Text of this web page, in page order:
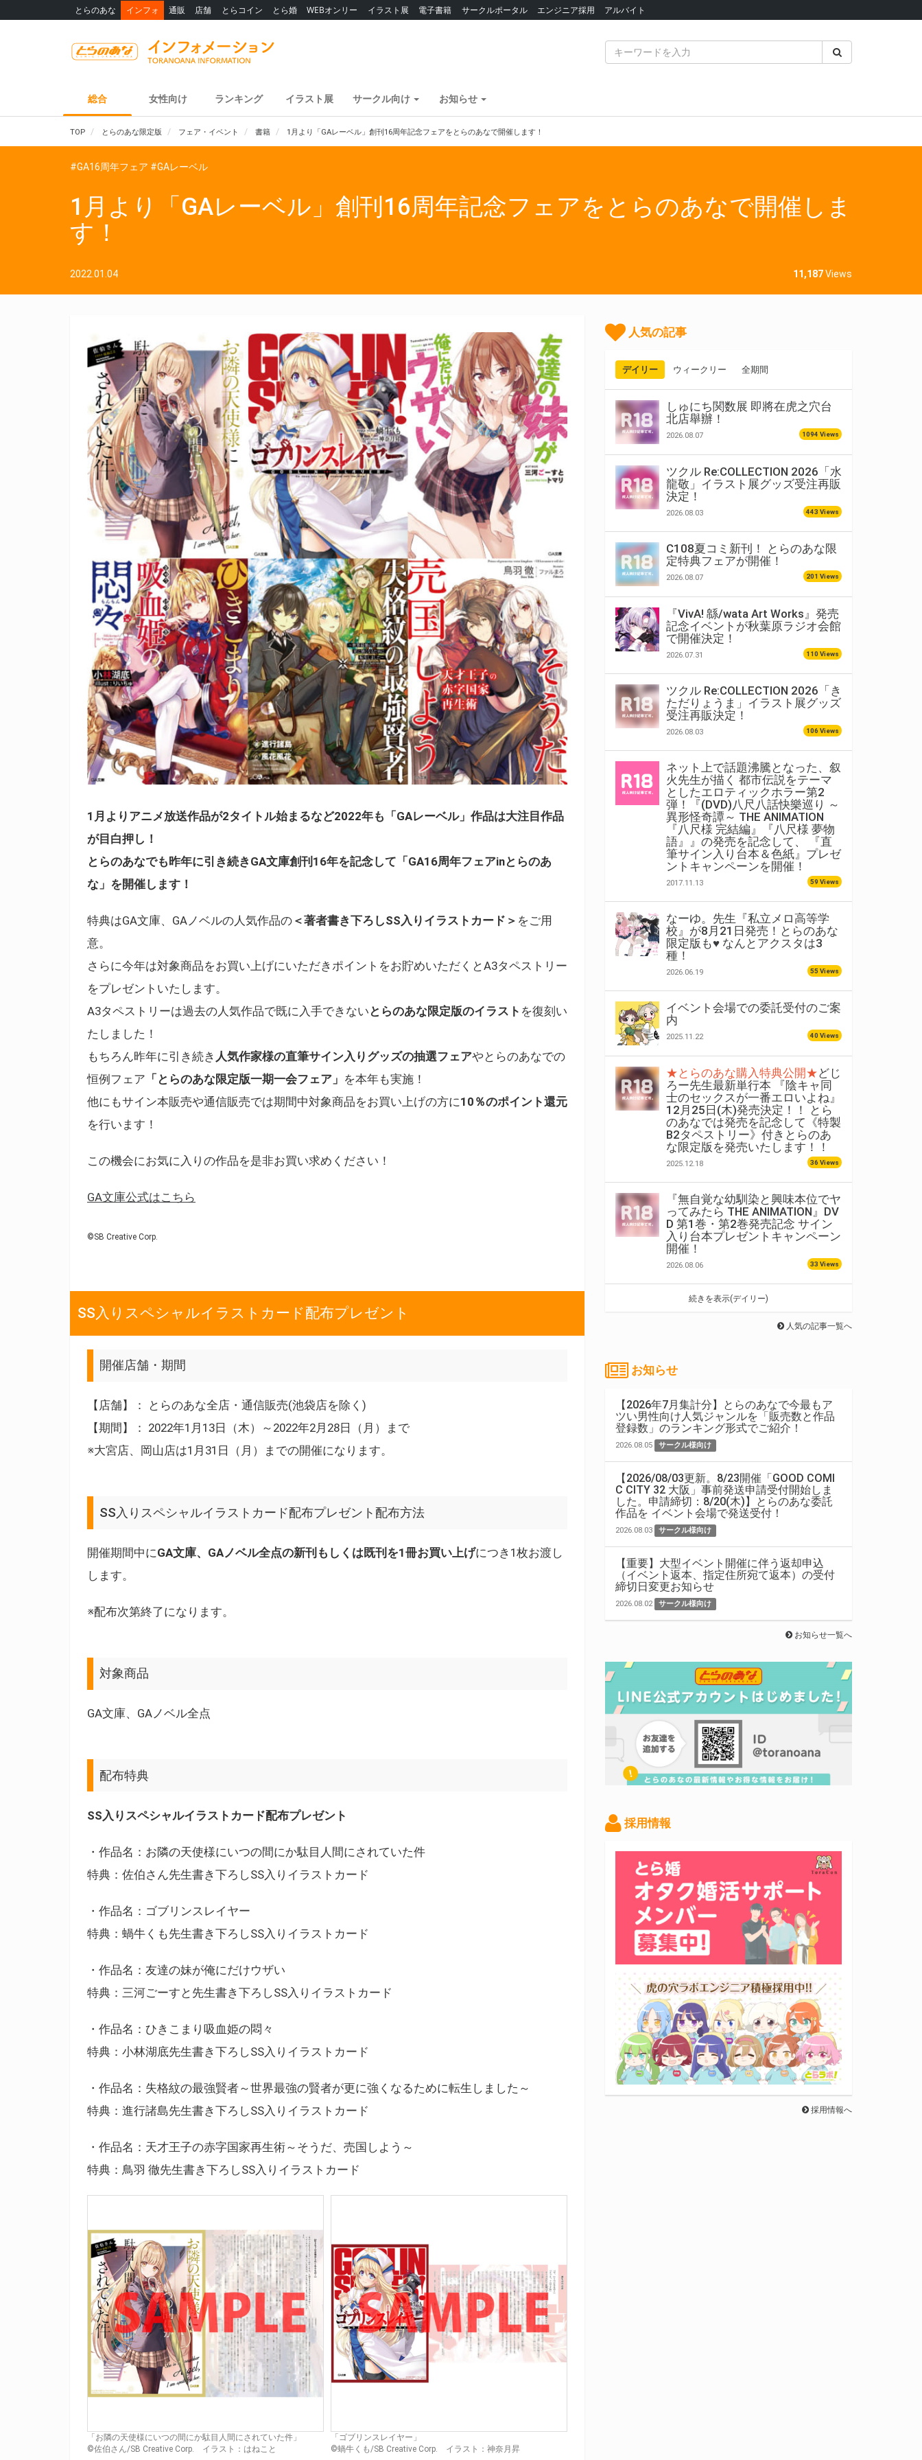
とらのあな インフォ 通販 店舗 とらコイン とら婚 WEBオンリー イラスト展 電子書籍 サークルポータル エンジニア採用 アルバイト
総合 女性向け ランキング イラスト展 サークル向け お知らせ
TOP とらのあな限定版 フェア・イベント 書籍 1月より「GAレーベル」創刊16周年記念フェアをとらのあなで開催します！
#GA16周年フェア #GAレーベル
1月より「GAレーベル」創刊16周年記念フェアをとらのあなで開催しま
す！
2022.01.04 11,187Views
1月よりアニメ放送作品が2タイトル始まるなど2022年も「GAレーベル」作品は大注目作品
が目白押し！
とらのあなでも昨年に引き続きGA文庫創刊16年を記念して「GA16周年フェアinとらのあ
な」を開催します！
特典はGA文庫、GAノベルの人気作品の ＜著者書き下ろしSS入りイラストカード＞ をご用
意。
さらに今年は対象商品をお買い上げにいただきポイントをお貯めいただくとA3タペストリー
をプレゼントいたします。
A3タペストリーは過去の人気作品で既に入手できない とらのあな限定版のイラスト を復刻い
たしました！
もちろん昨年に引き続き 人気作家様の直筆サイン入りグッズの抽選フェアやとらのあなでの
恒例フェア 「とらのあな限定版一期一会フェア」 を本年も実施！
他にもサイン本販売や通信販売では期間中対象商品をお買い上げの方に10％のポイント還元
を行います！
この機会にお気に入りの作品を是非お買い求めください！
GA文庫公式はこちら
©SB Creative Corp.
SS入りスペシャルイラストカード配布プレゼント
開催店舗・期間
【店舗】： とらのあな全店・通信販売(池袋店を除く)
【期間】： 2022年1月13日（木）～2022年2月28日（月）まで
※大宮店、岡山店は1月31日（月）までの開催になります。
SS入りスペシャルイラストカード配布プレゼント配布方法
開催期間中にGA文庫、GAノベル全点の新刊もしくは既刊を1冊お買い上げにつき1枚お渡し
します。
※配布次第終了になります。
対象商品
GA文庫、GAノベル全点
配布特典
SS入りスペシャルイラストカード配布プレゼント
・作品名：お隣の天使様にいつの間にか駄目人間にされていた件
特典：佐伯さん先生書き下ろしSS入りイラストカード
・作品名：ゴブリンスレイヤー
特典：蝸牛くも先生書き下ろしSS入りイラストカード
・作品名：友達の妹が俺にだけウザい
特典：三河ごーすと先生書き下ろしSS入りイラストカード
・作品名：ひきこまり吸血姫の悶々
特典：小林湖底先生書き下ろしSS入りイラストカード
・作品名：失格紋の最強賢者～世界最強の賢者が更に強くなるために転生しました～
特典：進行諸島先生書き下ろしSS入りイラストカード
・作品名：天才王子の赤字国家再生術～そうだ、売国しよう～
特典：鳥羽 徹先生書き下ろしSS入りイラストカード
「お隣の天使様にいつの間にか駄目人間にされていた件」
©佐伯さん/SB Creative Corp. イラスト：はねこと
「ゴブリンスレイヤー」
©蝸牛くも/SB Creative Corp. イラスト：神奈月昇
人気の記事
デイリー ウィークリー 全期間
しゅにち関数展 即將在虎之穴台
北店舉辦！
2026.08.07 1094 Views
ツクル Re:COLLECTION 2026「水
龍敬」イラスト展グッズ受注再販
決定！
2026.08.03 443 Views
C108夏コミ新刊！ とらのあな限
定特典フェアが開催！
2026.08.07 201 Views
『VivA! 緜/wata Art Works』発売
記念イベントが秋葉原ラジオ会館
で開催決定！
2026.07.31 110 Views
ツクル Re:COLLECTION 2026「き
ただりょうま」イラスト展グッズ
受注再販決定！
2026.08.03 106 Views
ネット上で話題沸騰となった、叙
火先生が描く 都市伝説をテーマ
としたエロティックホラー第2
弾！『(DVD)八尺八話快樂巡り ～
異形怪奇譚～ THE ANIMATION
『八尺様 完結編』『八尺様 夢物
語』』の発売を記念して、 『直
筆サイン入り台本＆色紙』プレゼ
ントキャンペーンを開催！
2017.11.13 59 Views
なーゆ。先生『私立メロ高等学
校』が8月21日発売！とらのあな
限定版も♥ なんとアクスタは3
種！
2026.06.19 55 Views
イベント会場での委託受付のご案
内
2025.11.22 40 Views
★とらのあな購入特典公開★どじ
ろー先生最新単行本 『陰キャ同
士のセックスが一番エロいよね』
12月25日(木)発売決定！！ とら
のあなでは発売を記念して《特製
B2タペストリー》付きとらのあ
な限定版を発売いたします！！
2025.12.18 36 Views
『無自覚な幼馴染と興味本位でヤ
ってみたら THE ANIMATION』DV
D 第1巻・第2巻発売記念 サイン
入り台本プレゼントキャンペーン
開催！
2026.08.06 33 Views
続きを表示(デイリー)
人気の記事一覧へ
お知らせ
【2026年7月集計分】とらのあなで今最もア
ツい男性向け人気ジャンルを「販売数と作品
登録数」のランキング形式でご紹介！
2026.08.05 サークル様向け
【2026/08/03更新。8/23開催「GOOD COMI
C CITY 32 大阪」事前発送申請受付開始しま
した。申請締切：8/20(木)】とらのあな委託
作品を イベント会場で発送受付！
2026.08.03 サークル様向け
【重要】大型イベント開催に伴う返却申込
（イベント返本、指定住所宛て返本）の受付
締切日変更お知らせ
2026.08.02 サークル様向け
お知らせ一覧へ
採用情報
採用情報へ